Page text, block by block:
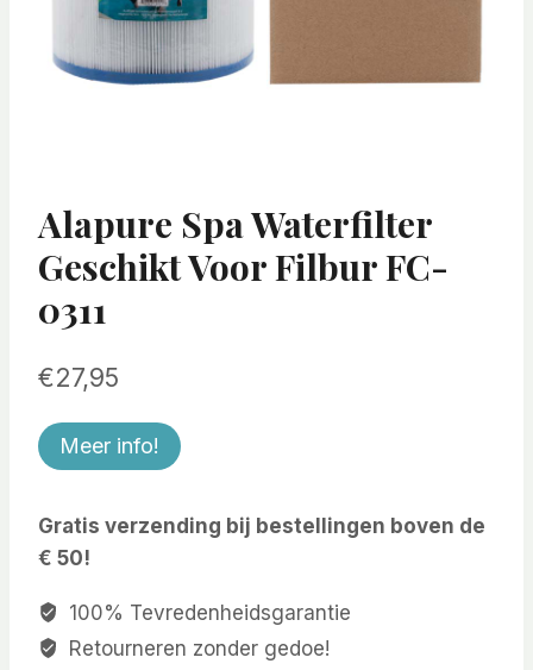
Alapure Spa Waterfilter
Geschikt Voor Filbur FC-
0311
€27,95
Meer info!
Gratis verzending bij bestellingen boven de
€ 50!
100% Tevredenheidsgarantie
Retourneren zonder gedoe!